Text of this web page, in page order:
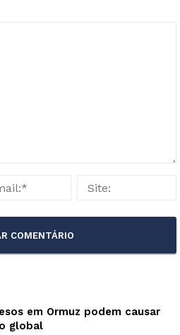
em Ormuz podem causar
global